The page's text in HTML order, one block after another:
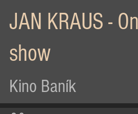
JAN KRAUS -
show
Kino Baník